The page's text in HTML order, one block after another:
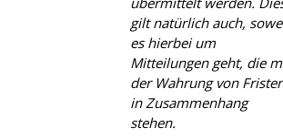
gilt natürlich auch,
es hierbei um
Mitteilungen geht, die
der Wahrung von
in Zusammenhang
stehen.